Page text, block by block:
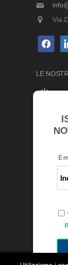
Via
facebook
LE